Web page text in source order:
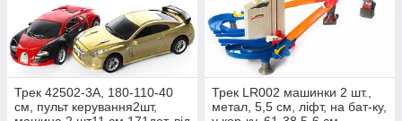
Трек 42502-3A, 180-110-40
см, пульт керування2шт,
Трек LR002 машинки 2 шт.,
метал, 5,5 см, ліфт, на бат-ку,